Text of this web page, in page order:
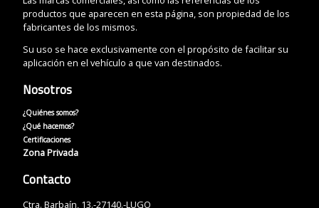
productos que aparecen en esta página, son propiedad de los
fabricantes de los mismos.
Su uso se hace exclusivamente con el propósito de facilitar su
aplicación en el vehículo a que van destinados.
Nosotros
¿Quiénes somos?
¿Qué hacemos?
Certificaciones
Zona Privada
Contacto
Ctra. Barbaín, 13.-27140.-LUGO